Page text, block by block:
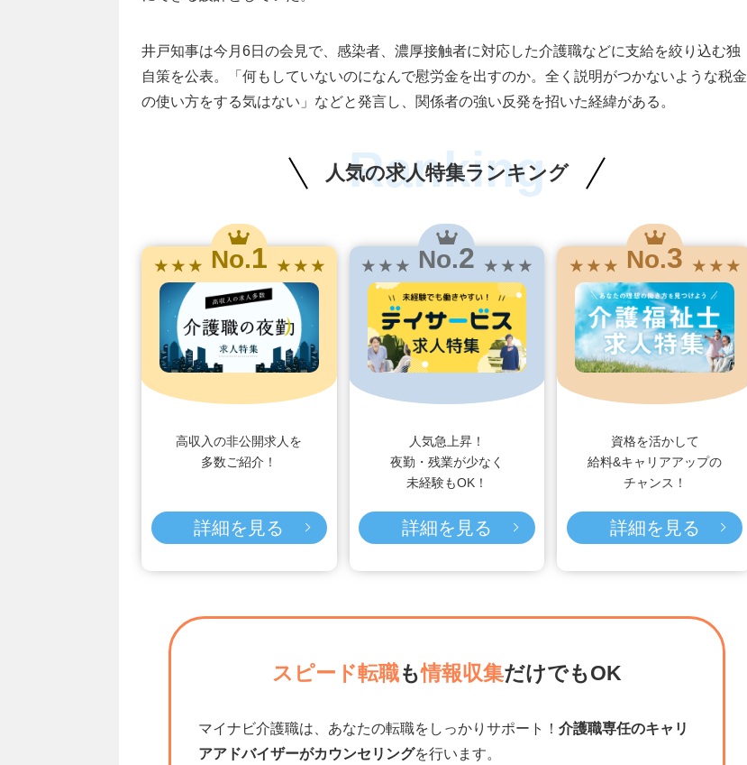
井戸知事は今月6日の会見で、感染者、濃厚接触者に対応した介護職などに支給を絞り込む独
自策を公表。「何もしていないのになんで慰労金を出すのか。全く説明がつかないような税金
の使い方をする気はない」などと発言し、関係者の強い反発を招いた経緯がある。
人気の求人特集ランキング
Ranking
★ ★ ★ No.1 ★ ★ ★
高収入の非公開求人を
多数ご紹介！
詳細を見る
★ ★ ★ No.2 ★ ★ ★
人気急上昇！
夜勤・残業が少なく
未経験もOK！
詳細を見る
★ ★ ★ No.3 ★ ★ ★
資格を活かして
給料&キャリアアップの
チャンス！
詳細を見る
スピード転職も情報収集だけでもOK
マイナビ介護職は、あなたの転職をしっかりサポート！ 介護職専任のキャリ
アアドバイザーがカウンセリングを行います。